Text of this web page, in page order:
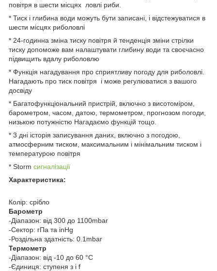
повітря в шести місцях ловлі риби.
* Тиск і глибина води можуть бути записані, і відстежуватися в
шести місцях риболовлі
* 24-годинна зміна тиску повітря й тенденція зміни стрілки
тиску допоможе вам налаштувати глибину води та своєчасно
підвищить вдалу риболовлю
* Функція нагадування про сприятливу погоду для риболовлі.
Нагадають про тиск повітря і може регулюватися з вашого
досвіду
* Багатофункціональний пристрій, включно з висотоміром,
барометром, часом, датою, термометром, прогнозом погоди,
низькою потужністю Нагадаємо функцій тощо.
* 3 дні історія записування даних, включно з погодою,
атмосферним тиском, максимальним і мінімальним тиском і
температурою повітря
* Storm сигналізації
Характеристика:
Колір: срібло
Барометр
-Діапазон: від 300 до 1100mbar
-Сектор: гПа та inHg
-Роздільна здатність: 0.1mbar
Термометр
-Діапазон: від -10 до 60 °C
-Єдиниця: ступеня з і f